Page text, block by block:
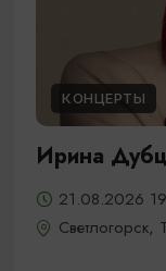
КОНЦЕРТЫ
Ирина
21.08.2026
Светлогорск,